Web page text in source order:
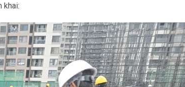
khai: